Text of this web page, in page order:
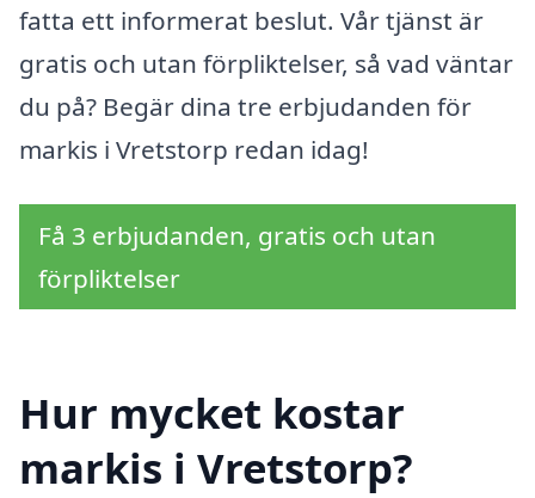
fatta ett informerat beslut. Vår tjänst är
gratis och utan förpliktelser, så vad väntar
du på? Begär dina tre erbjudanden för
markis i Vretstorp redan idag!
Få 3 erbjudanden, gratis och utan
förpliktelser
Hur mycket kostar
markis i Vretstorp?